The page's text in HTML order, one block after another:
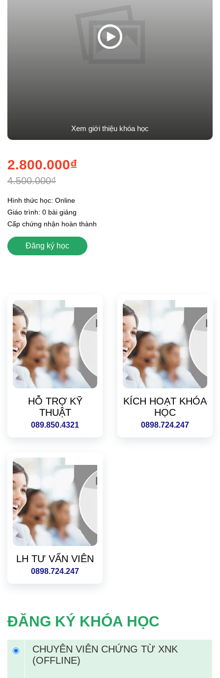
Xem giới thiệu khóa học
2.800.000₫
4.500.000₫
Hình thức học: Online
Giáo trình: 0 bài giảng
Cấp chứng nhận hoàn thành
Đăng ký học
HỖ TRỢ KỸ
THUẬT
089.850.4321
KÍCH HOẠT KHÓA
HỌC
0898.724.247
LH TƯ VẤN VIÊN
0898.724.247
ĐĂNG KÝ KHÓA HỌC
CHUYÊN VIÊN CHỨNG TỪ XNK
(OFFLINE)